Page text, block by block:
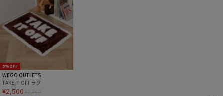
9%OFF
WEGO OUTLETS
TAKE IT OFFラグ
¥2,500 ¥2,749